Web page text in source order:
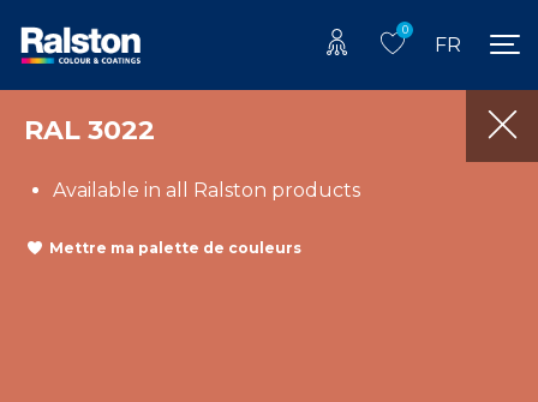
0
FR
RAL 3022
Available in all Ralston products
Mettre ma palette de couleurs